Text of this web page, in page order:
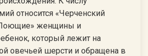
относится «Черченский
женщины и
который лежит на
овечьей шерсти и обращена в